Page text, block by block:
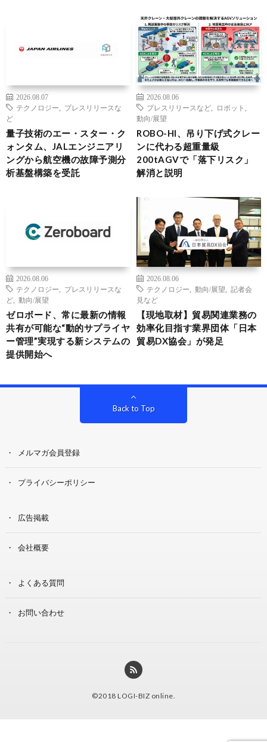
2026.08.07
テクノロジー
プレスリリースな
ど
量子技術のエー・スター・ク
ォンタム、JALエンジニアリ
ングから航空機の故障予測分
析基盤構築を受託
2026.08.06
プレスリリースなど
ロボット
動向/展望
ROBO-HI、吊り下げ式クレー
ンに代わる超重量級
200tAGVで「落下リスク」
解消と説明
2026.08.06
テクノロジー
プレスリリースな
ど
動向/展望
ゼロボード、常に最新の情報
共有が可能な“動的サプライヤ
ー管理”実現する新システムの
提供開始へ
2026.08.06
テクノロジー
動向/展望
記者会
見など
【現地取材】貿易関連業務の
効率化目指す業界団体「日本
貿易DX協会」が発足
Back to Top
メルマガ会員登録
プライバシーポリシー
広告掲載
会社概要
よくある質問
お問い合わせ
©2018 LOGI-BIZ online.